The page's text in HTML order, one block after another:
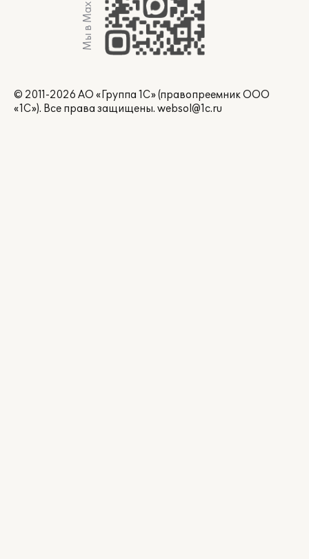
Мы в Max
© 2011-2026 АО «Группа 1С» (правопреемник ООО
«1С»). Все права защищены. websol@1c.ru